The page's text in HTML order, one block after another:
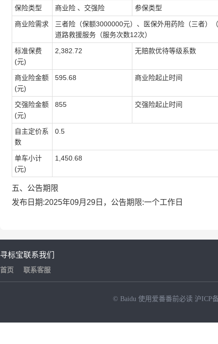
保险类型 商业险 、交强险 参保类型
商业险需求
三者险（保额3000000元）、医保外用药险（三者）
道路救援服务（服务次数12次）
标准保费
(元)
2,382.72 无赔款优待等级系数
商业险金额
(元)
595.68 商业险起止时间
交强险金额
(元)
855 交强险起止时间
自主定价系
数
0.5
单车小计
(元)
1,450.68
五、公告期限
发布日期:2025年09月29日，公告期限:一个工作日
寻标宝
首页
联系我们
联系客服
© Baidu 使用爱番番前必读 沪ICP